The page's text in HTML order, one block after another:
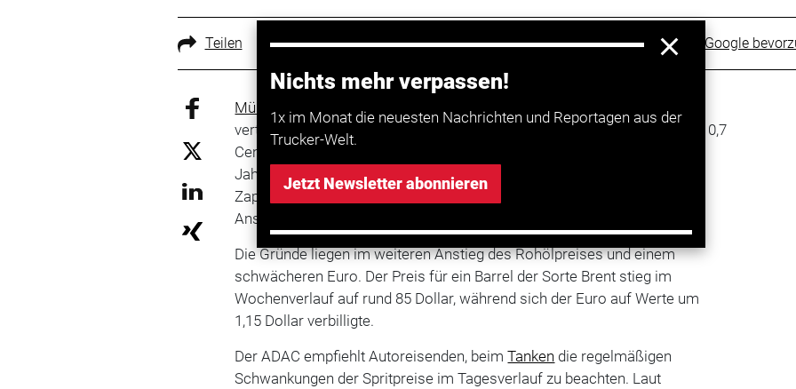
Teilen Trucker bei Google
Nichts mehr verpassen!
1x im Monat die neuesten Nachrichten und Reportagen aus der
Trucker-Welt.
Jetzt Newsletter abonnieren
München
. Die Lage an den Tankstellen bleibt angespannt: Super E10
verteuerte sich nach Angaben des
im Vergleich zur Vorwoche um 0,7
Cent auf durchschnittlich 1,505 Euro pro Liter. Diesel hat eine neue
Jahreshöchstmarke erreicht. Für einen Liter musste man an den
Zapfsäulen 1,354 Euro bezahlen, das ist gegenüber der Vorwoche ein
Anstieg von 1,9 Cent.
Die Gründe liegen im weiteren Anstieg des Rohölpreises und einem
schwächeren Euro. Der Preis für ein Barrel der Sorte Brent stieg im
Wochenverlauf auf rund 85 Dollar, während sich der Euro auf Werte um
1,15 Dollar verbilligte.
Der ADAC empfiehlt Autoreisenden, beimTanken die regelmäßigen
Schwankungen der Spritpreise im Tagesverlauf zu beachten. Laut